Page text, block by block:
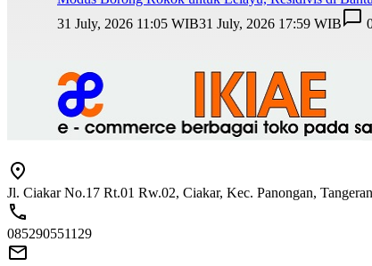
31 July, 2026 11:05 WIB31 July, 2026 17:59 WIB
Jl. Ciakar No.17 Rt.01 Rw.02, Ciakar, Kec. Panongan,
085290551129